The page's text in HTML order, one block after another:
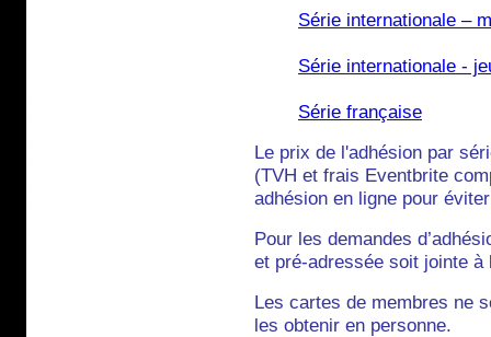
Série internationale –
Série internationale -
Série française
Le prix de l'adhésion par
(TVH et frais Eventbrite
adhésion en ligne pour
Pour les demandes
et pré-adressée soit jointe
Les cartes de membres ne
les obtenir en personne.